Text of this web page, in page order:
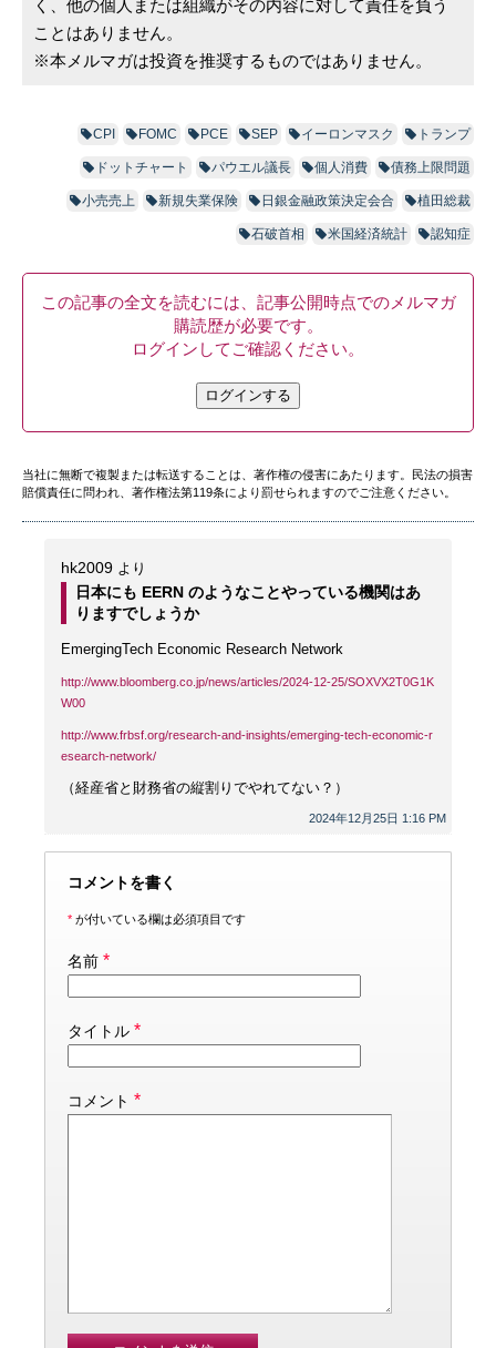
く、他の個人または組織がその内容に対して責任を負う
ことはありません。
※本メルマガは投資を推奨するものではありません。
CPI FOMC PCE SEP イーロンマスク トランプ
ドットチャート パウエル議長 個人消費 債務上限問題
小売売上 新規失業保険 日銀金融政策決定会合 植田総裁
石破首相 米国経済統計 認知症
この記事の全文を読むには、記事公開時点でのメルマガ
購読歴が必要です。
ログインしてご確認ください。
ログインする
当社に無断で複製または転送することは、著作権の侵害にあたります。民法の損害
賠償責任に問われ、著作権法第119条により罰せられますのでご注意ください。
hk2009 より
2024年12月25日 1:16 PM
日本にも EERN のようなことやっている機関はあ
りますでしょうか
EmergingTech Economic Research Network
http://www.bloomberg.co.jp/news/articles/2024-12-25/SOXVX2T0G1K
W00
http://www.frbsf.org/research-and-insights/emerging-tech-economic-r
esearch-network/
（経産省と財務省の縦割りでやれてない？）
コメントを書く
* が付いている欄は必須項目です
名前 *
タイトル *
コメント *